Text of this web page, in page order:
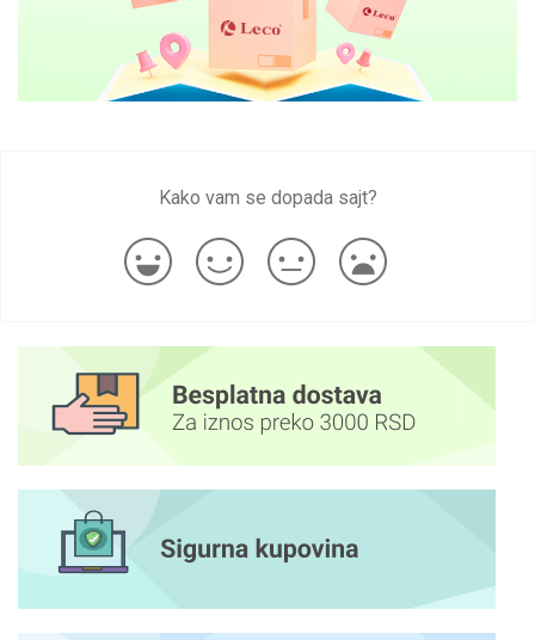
Kako vam se dopada sajt?